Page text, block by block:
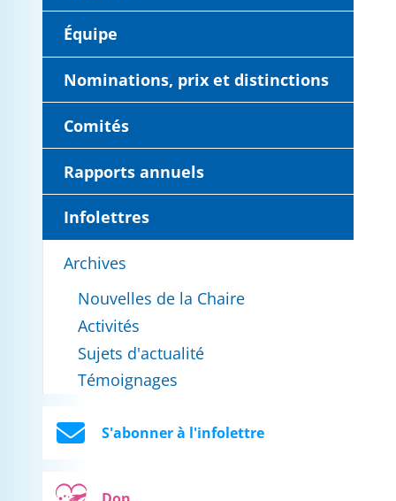
Équipe
Nominations, prix et distinctions
Comités
Rapports annuels
Infolettres
Archives
Nouvelles de la Chaire
Activités
Sujets d'actualité
Témoignages
S'abonner à l'infolettre